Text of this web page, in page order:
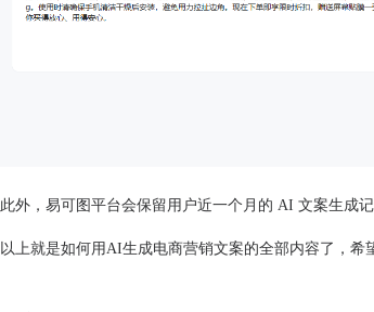
此外，易可图平台会保留用户近一个月的 AI 文案生成
以上就是如何用AI生成电商营销文案的全部内容了，希